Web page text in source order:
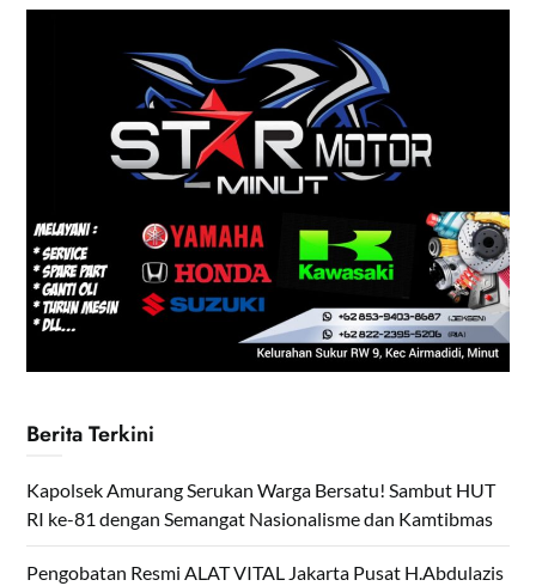
Berita Terkini
Kapolsek Amurang Serukan Warga Bersatu! Sambut HUT
RI ke-81 dengan Semangat Nasionalisme dan Kamtibmas
Pengobatan Resmi ALAT VITAL Jakarta Pusat H.Abdulazis